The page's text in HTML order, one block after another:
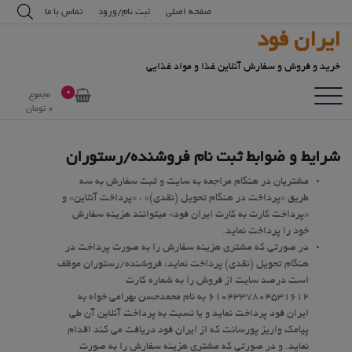
محتوا
صفحه اصلی ثبت نام/ورود تماس با ما
ایران فود
خرید و فروش و سفارش آنلاین غذا و مواد غذایی
0
مجموع
0 تومان
شرایط و ضوابط ثبت نام فروشنده/رستوران
مشتریان در هنگام مراجعه به سایت و ثبت سفارش به سه
طریق «پرداخت در هنگام تحویل (نقدی)» ، «پرداخت آنلاین» و
«پرداخت کارت به کارت ایران فود» می­توانند هزینه سفارش
خود را پرداخت نماید.
در صورتی که مشتری هزینه سفارش را به صورت پرداخت در
هنگام تحویل (نقدی) پرداخت نماید، فروشنده/رستوران موظف
است درصد سایت از فروش را به شماره کارت
6104337804531612 به نام محمدحسن بهرامی خواه به
ایران فود پرداخت نماید و یا نسبت به پرداخت آنلاین آن طی
پیامک واریز پورسانت که از ایران فود دریافت می کند اقدام
نماید. و در صورتی که مشتری هزینه سفارش را به صورت
modal-check